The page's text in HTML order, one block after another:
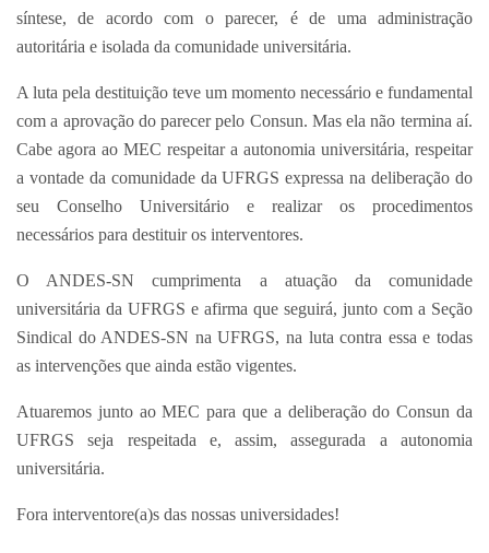
síntese, de acordo com o parecer, é de uma administração
autoritária e isolada da comunidade universitária.
A luta pela destituição teve um momento necessário e fundamental
com a aprovação do parecer pelo Consun. Mas ela não termina aí.
Cabe agora ao MEC respeitar a autonomia universitária, respeitar
a vontade da comunidade da UFRGS expressa na deliberação do
seu Conselho Universitário e realizar os procedimentos
necessários para destituir os interventores.
O ANDES-SN cumprimenta a atuação da comunidade
universitária da UFRGS e afirma que seguirá, junto com a Seção
Sindical do ANDES-SN na UFRGS, na luta contra essa e todas
as intervenções que ainda estão vigentes.
Atuaremos junto ao MEC para que a deliberação do Consun da
UFRGS seja respeitada e, assim, assegurada a autonomia
universitária.
Fora interventore(a)s das nossas universidades!